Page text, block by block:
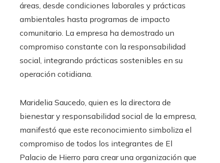
áreas, desde condiciones laborales y prácticas
ambientales hasta programas de impacto
comunitario. La empresa ha demostrado un
compromiso constante con la responsabilidad
social, integrando prácticas sostenibles en su
operación cotidiana.
Maridelia Saucedo, quien es la directora de
bienestar y responsabilidad social de la empresa,
manifestó que este reconocimiento simboliza el
compromiso de todos los integrantes de El
Palacio de Hierro para crear una organización que